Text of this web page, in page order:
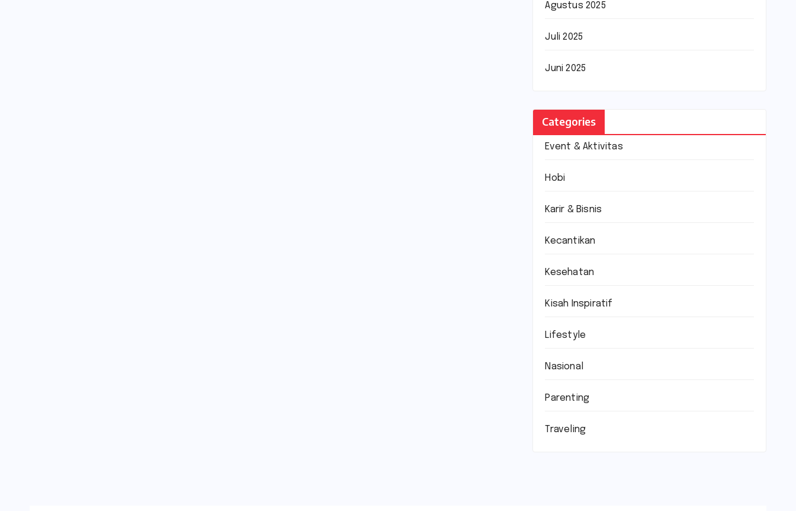
Agustus 2025
Juli 2025
Juni 2025
Categories
Event & Aktivitas
Hobi
Karir & Bisnis
Kecantikan
Kesehatan
Kisah Inspiratif
Lifestyle
Nasional
Parenting
Traveling